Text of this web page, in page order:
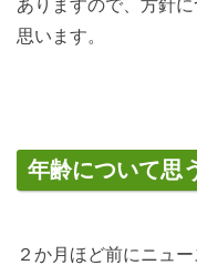
ありますので、方針
思います。
年齢について思
２か月ほど前にニュ